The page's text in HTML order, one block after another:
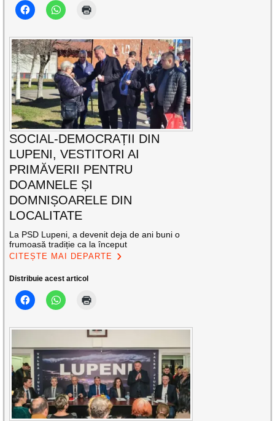
SOCIAL-DEMOCRAȚII DIN
LUPENI, VESTITORI AI
PRIMĂVERII PENTRU
DOAMNELE ȘI
DOMNIȘOARELE DIN
LOCALITATE
La PSD Lupeni, a devenit deja de ani buni o
frumoasă tradiție ca la început
CITEȘTE MAI DEPARTE
Distribuie acest articol